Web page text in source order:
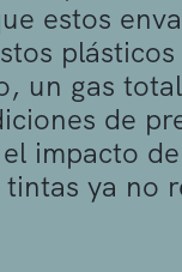
estos
un gas
de
impacto
ya no